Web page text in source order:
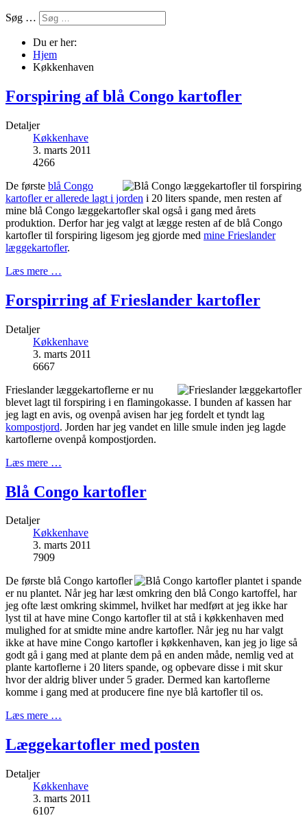
Søg …
Du er her:
Hjem
Køkkenhaven
Forspiring af blå Congo kartofler
Detaljer
Køkkenhave
3. marts 2011
4266
De første blå Congo
kartofler er allerede lagt i jorden i 20 liters spande, men resten af
mine blå Congo læggekartofler skal også i gang med årets
produktion. Derfor har jeg valgt at lægge resten af de blå Congo
kartofler til forspiring ligesom jeg gjorde med mine Frieslander
læggekartofler.
Læs mere …
Forspirring af Frieslander kartofler
Detaljer
Køkkenhave
3. marts 2011
6667
Frieslander læggekartoflerne er nu
blevet lagt til forspiring i en flamingokasse. I bunden af kassen har
jeg lagt en avis, og ovenpå avisen har jeg fordelt et tyndt lag
kompostjord. Jorden har jeg vandet en lille smule inden jeg lagde
kartoflerne ovenpå kompostjorden.
Læs mere …
Blå Congo kartofler
Detaljer
Køkkenhave
3. marts 2011
7909
De første blå Congo kartofler
er nu plantet. Når jeg har læst omkring den blå Congo kartoffel, har
jeg ofte læst omkring skimmel, hvilket har medført at jeg ikke har
lyst til at have mine Congo kartofler til at stå i køkkenhaven med
mulighed for at smidte mine andre kartofler. Når jeg nu har valgt
ikke at have mine Congo kartofler i køkkenhaven, kan jeg jo lige så
godt gå i gang med at plante dem på en anden måde, nemlig ved at
plante kartoflerne i 20 liters spande, og opbevare disse i mit skur
hvor der aldrig bliver under 5 grader. Dermed kan kartoflerne
komme i gang med at producere fine nye blå kartofler til os.
Læs mere …
Læggekartofler med posten
Detaljer
Køkkenhave
3. marts 2011
6107